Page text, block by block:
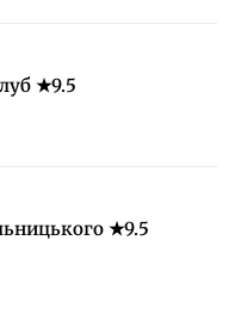
★9.5
★9.5